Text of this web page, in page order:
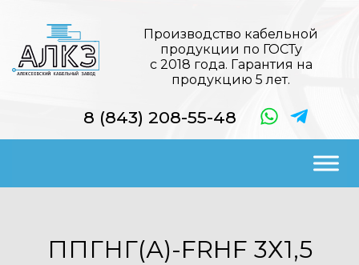
Производство кабельной
продукции по ГОСТу
с 2018 года. Гарантия на
продукцию 5 лет.
8 (843) 208-55-48
ППГНГ(А)-FRHF 3Х1,5